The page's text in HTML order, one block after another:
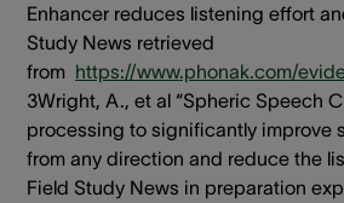
Enhancer reduces listening effort
Study News retrieved
from https://www.phonak.com/
3Wright, A., et al “Spheric Speech
processing to significantly improve
from any direction and reduce the
Field Study News in preparation